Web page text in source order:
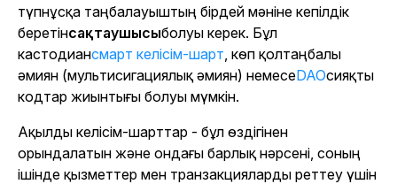
түпнұсқа таңбалауыштың бірдей мәніне кепілдік
беретінсақтаушысыболуы керек. Бұл
кастодиансмарт келісім-шарт , көп қолтаңбалы
әмиян (мультисигациялық әмиян) немесеDAOсияқты
кодтар жиынтығы болуы мүмкін.
Ақылды келісім-шарттар - бұл өздігінен
орындалатын және ондағы барлық нәрсені, соның
ішінде қызметтер мен транзакцияларды реттеу үшін